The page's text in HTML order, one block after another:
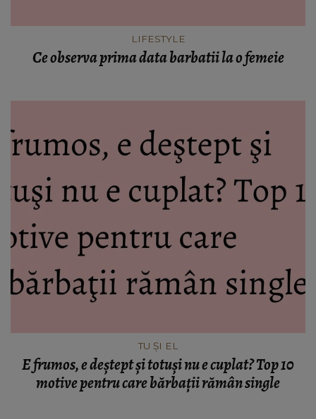
LIFESTYLE
Ce observa prima data barbatii la o femeie
TU ȘI EL
E frumos, e deştept şi totuşi nu e cuplat? Top 10
motive pentru care bărbaţii rămân single